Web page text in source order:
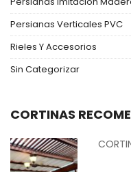
Persianas Verticales PVC
Rieles Y Accesorios
Sin Categorizar
CORTINAS